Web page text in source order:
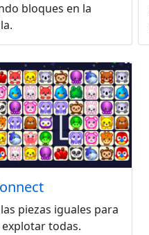
bloques en la
piezas iguales para
todas.